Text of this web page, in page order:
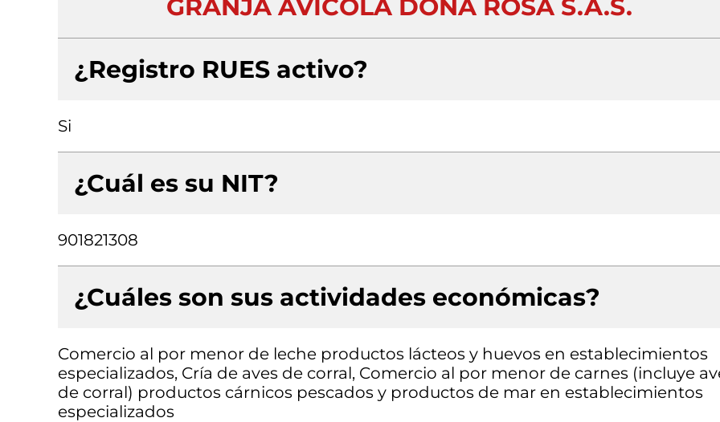
GRANJA AVICOLA DOÑA ROSA S.A.S.
¿Registro RUES activo?
Si
¿Cuál es su NIT?
901821308
¿Cuáles son sus actividades económicas?
Comercio al por menor de leche productos lácteos y huevos en establecimientos
especializados, Cría de aves de corral, Comercio al por menor de carnes (incluye
de corral) productos cárnicos pescados y productos de mar en establecimientos
especializados